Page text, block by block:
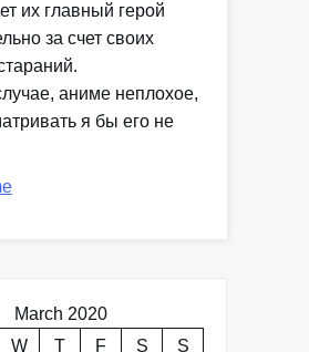
их главный герой
за счет своих
аниме неплохое,
я бы его не
March 2020
W T F S
S